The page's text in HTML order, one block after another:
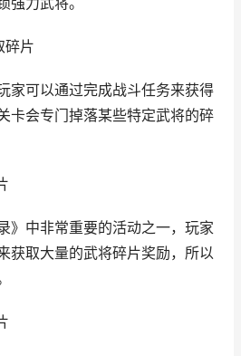
碎片
家可以通过完成战斗任务来获得
卡会专门掉落某些特定武将的碎
》中非常重要的活动之一，玩家
获取大量的武将碎片奖励，所以